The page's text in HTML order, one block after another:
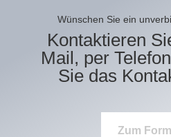
Wünschen Sie ein
Kontaktieren
Mail, per
Sie das
Zum